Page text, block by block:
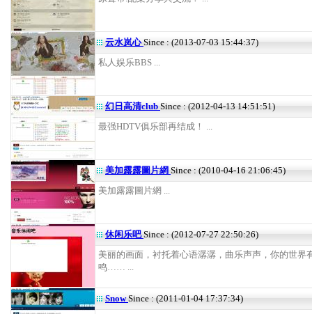
云水岚心Since : (2013-07-03 15:44:37)
私人娱乐BBS ...
幻日高清club Since : (2012-04-13 14:51:51)
最强HDTV俱乐部再结成！ ...
美加露露圖片網 Since : (2010-04-16 21:06:45)
美加露露圖片網 ...
休闲乐吧Since : (2012-07-27 22:50:26)
美丽的画面，衬托着心语潺潺，曲乐声声，你的世界
鸣…… ...
SnowSince : (2011-01-04 17:37:34)